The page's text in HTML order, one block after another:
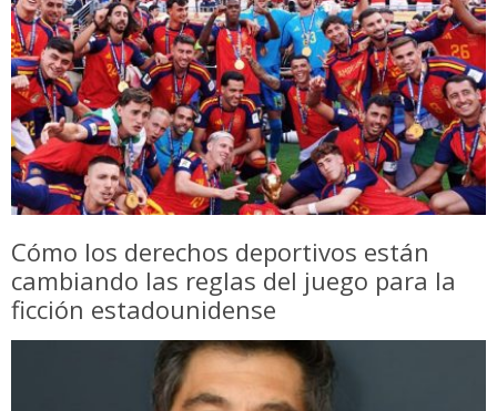
Cómo los derechos deportivos están
cambiando las reglas del juego para la
ficción estadounidense